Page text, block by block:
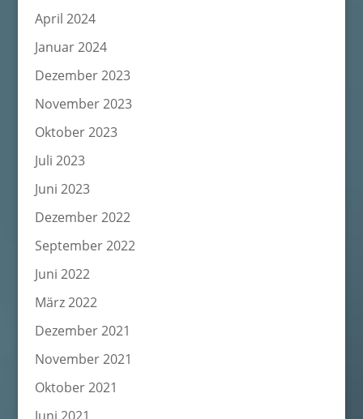
April 2024
Januar 2024
Dezember 2023
November 2023
Oktober 2023
Juli 2023
Juni 2023
Dezember 2022
September 2022
Juni 2022
März 2022
Dezember 2021
November 2021
Oktober 2021